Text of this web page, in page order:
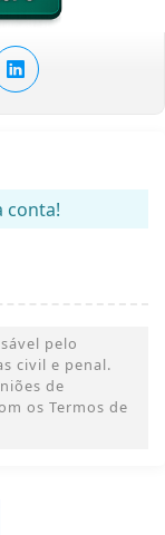
conta!
pelo
civil e penal.
de
os Termos de